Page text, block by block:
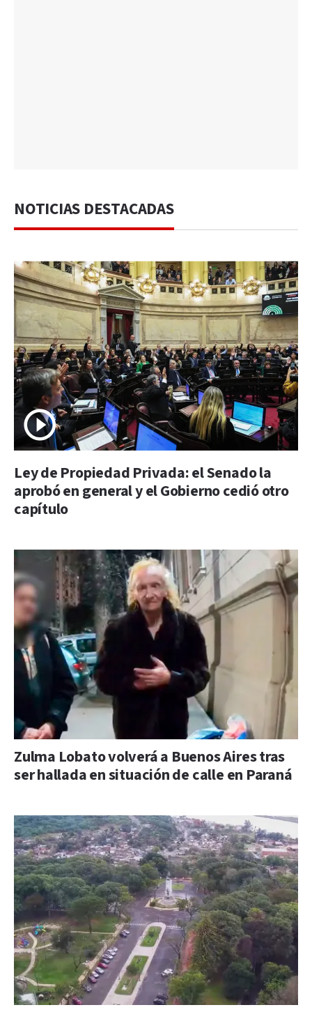
NOTICIAS DESTACADAS
Ley de Propiedad Privada: el Senado la
aprobó en general y el Gobierno cedió otro
capítulo
Zulma Lobato volverá a Buenos Aires tras
ser hallada en situación de calle en Paraná